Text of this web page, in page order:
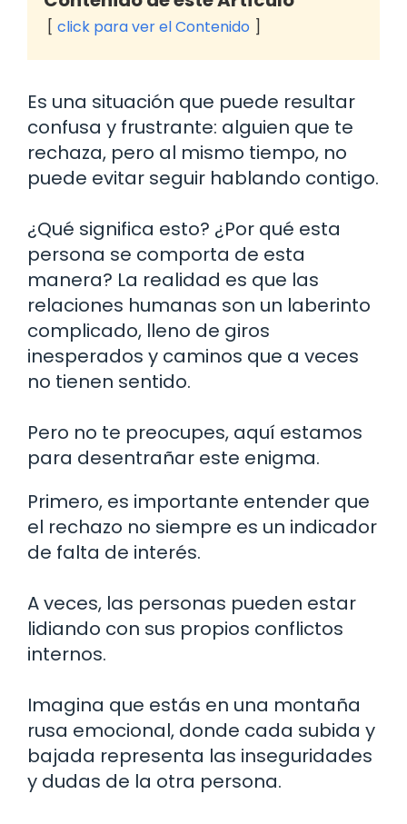
click para ver el Contenido
Es una situación que puede resultar
confusa y frustrante: alguien que te
rechaza, pero al mismo tiempo, no
puede evitar seguir hablando contigo.
¿Qué significa esto? ¿Por qué esta
persona se comporta de esta
manera? La realidad es que las
relaciones humanas son un laberinto
complicado, lleno de giros
inesperados y caminos que a veces
no tienen sentido.
Pero no te preocupes, aquí estamos
para desentrañar este enigma.
Primero, es importante entender que
el rechazo no siempre es un indicador
de falta de interés.
A veces, las personas pueden estar
lidiando con sus propios conflictos
internos.
Imagina que estás en una montaña
rusa emocional, donde cada subida y
bajada representa las inseguridades
y dudas de la otra persona.